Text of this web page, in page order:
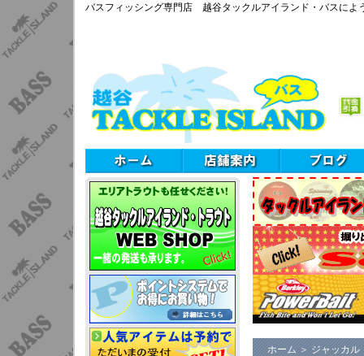
バスフィッシング専門店 越谷タックルアイランド・バスによ
ホーム ＞ ジャッカル